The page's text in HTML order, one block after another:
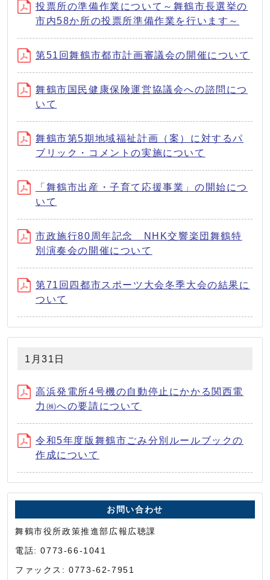
投票所の準備作業について～舞鶴市長選挙の
市内58か所の投票所準備作業を行います～
第51回舞鶴市都市計画審議会の開催について
舞鶴市国民健康保険運営協議会への諮問につ
いて
舞鶴市第5期地域福祉計画（案）に対するパ
ブリック・コメントの実施について
「舞鶴市出産・子育て応援事業」の開始につ
いて
市政施行80周年記念 NHK交響楽団舞鶴特
別演奏会の開催について
第71回四都市スポーツ大会冬季大会の結果に
ついて
1月31日
高浜発電所4号機の自動停止にかかる関西電
力㈱への要請について
令和5年度版舞鶴市ごみ分別ルールブックの
作成について
お問い合わせ
舞鶴市役所政策推進部広報広聴課
電話: 0773-66-1041
ファックス: 0773-62-7951